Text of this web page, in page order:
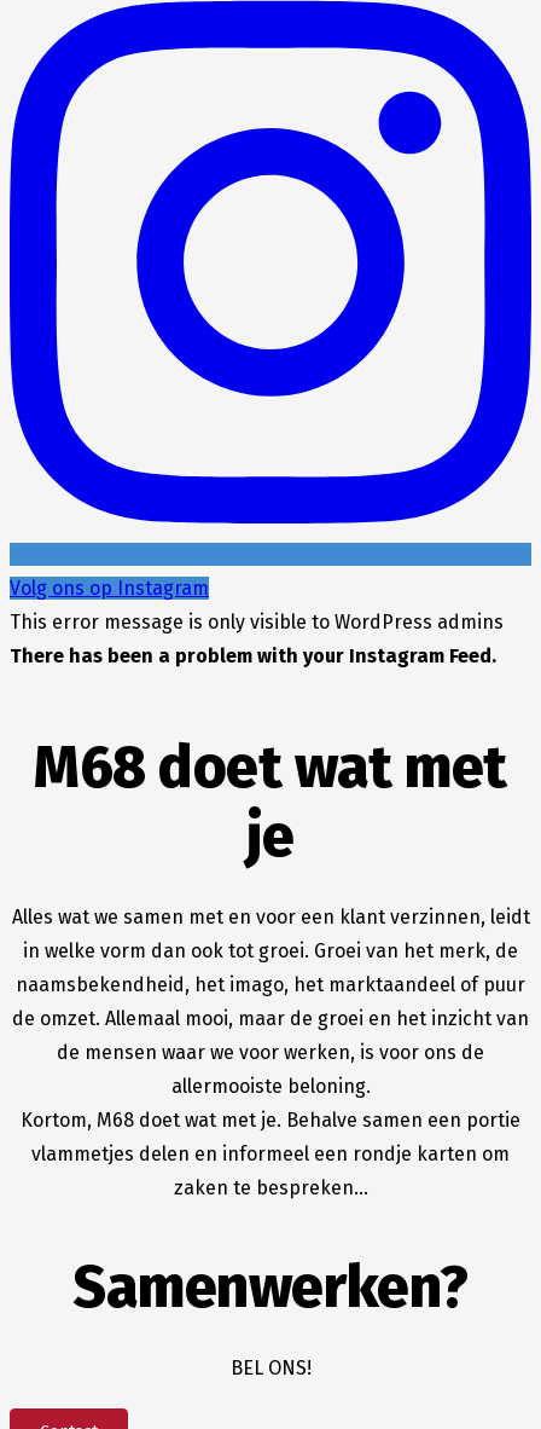
Volg ons op Instagram
This error message is only visible to WordPress admins
There has been a problem with your Instagram Feed.
M68 doet wat met
je
Alles wat we samen met en voor een klant verzinnen, leidt
in welke vorm dan ook tot groei. Groei van het merk, de
naamsbekendheid, het imago, het marktaandeel of puur
de omzet. Allemaal mooi, maar de groei en het inzicht van
de mensen waar we voor werken, is voor ons de
allermooiste beloning.
Kortom, M68 doet wat met je. Behalve samen een portie
vlammetjes delen en informeel een rondje karten om
zaken te bespreken…
Samenwerken?
BEL ONS!